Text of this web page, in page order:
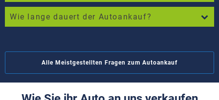
Wie lange dauert der Autoankauf?
Alle Meistgestellten Fragen zum Autoankauf